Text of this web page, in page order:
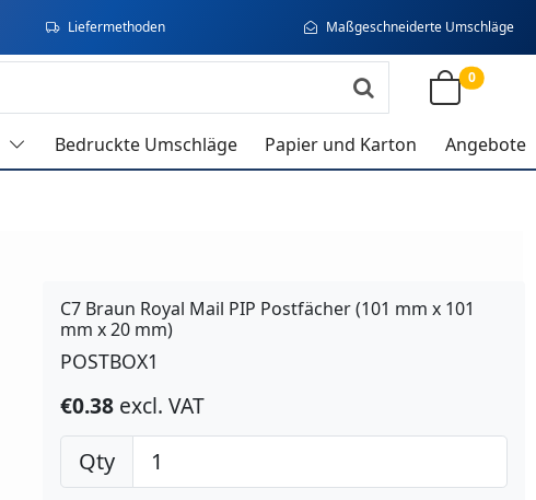
Liefermethoden Maßgeschneiderte Umschläge
0
Bedruckte Umschläge Papier und Karton Angebote
C7 Braun Royal Mail PIP Postfächer (101 mm x 101
mm x 20 mm)
POSTBOX1
€0.38 excl. VAT
Qty